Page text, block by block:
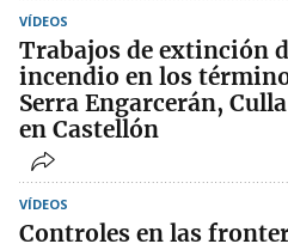
VÍDEOS
Trabajos de extinción
incendio en los
Serra Engarcerán,
en Castellón
VÍDEOS
Controles en las